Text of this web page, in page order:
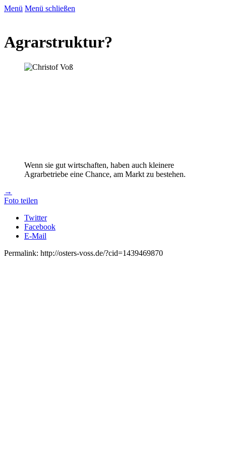
Menü Menü schließen
Agrarstruktur?
Wenn sie gut wirtschaften, haben auch kleinere
Agrarbetriebe eine Chance, am Markt zu bestehen.
→
Foto teilen
Twitter
Facebook
E-Mail
Permalink: http://osters-voss.de/?cid=1439469870